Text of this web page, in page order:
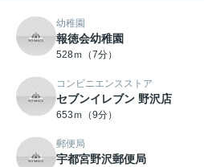
幼稚園
報徳会幼稚園
528ｍ（7分）
コンビニエンスストア
セブンイレブン 野沢店
653ｍ（9分）
郵便局
宇都宮野沢郵便局